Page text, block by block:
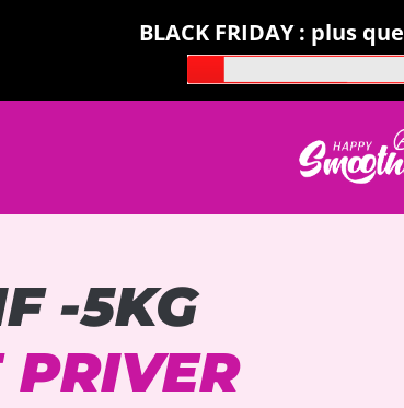
BLACK FRIDAY : plus que
-5KG
PRIVER